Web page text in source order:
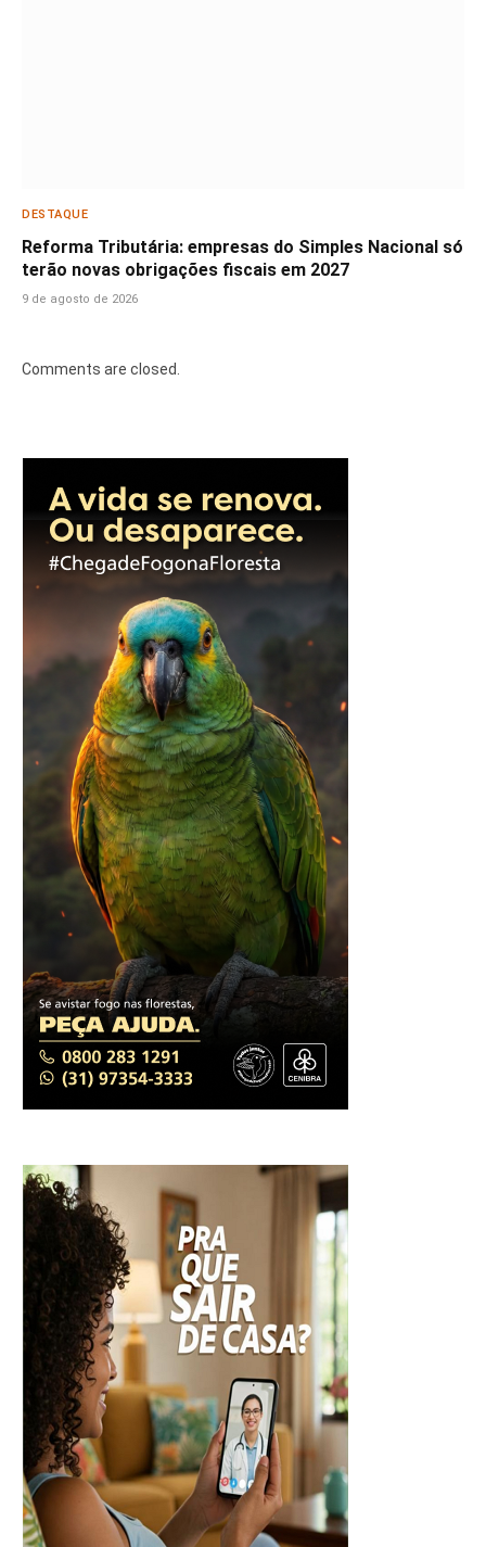
DESTAQUE
Reforma Tributária: empresas do Simples Nacional só
terão novas obrigações fiscais em 2027
9 de agosto de 2026
Comments are closed.